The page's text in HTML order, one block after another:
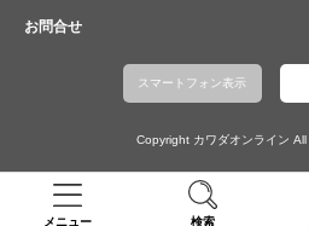
メニュー 検索
お問合せ
スマートフォン表示
Copyright カワダオンライン All